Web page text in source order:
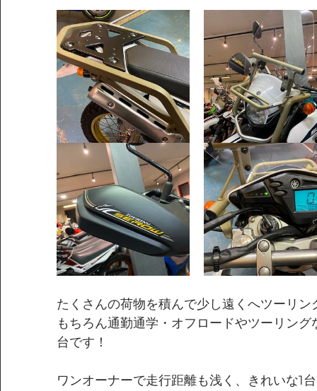
たくさんの荷物を積んで少し遠くへツーリ
もちろん通勤通学・オフロードやツーリン
台です！
ワンオーナーで走行距離も浅く、きれいな1